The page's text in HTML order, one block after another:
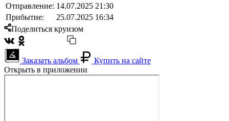
Отправление: 14.07.2025 21:30
Прибытие:
25.07.2025 16:34
Поделиться круизом
Заказать альбом
Купить на сайте
Открыть в приложении